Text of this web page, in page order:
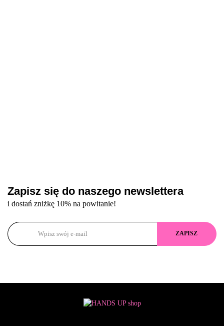
Zapisz się do naszego newslettera
i dostań zniżkę 10% na powitanie!